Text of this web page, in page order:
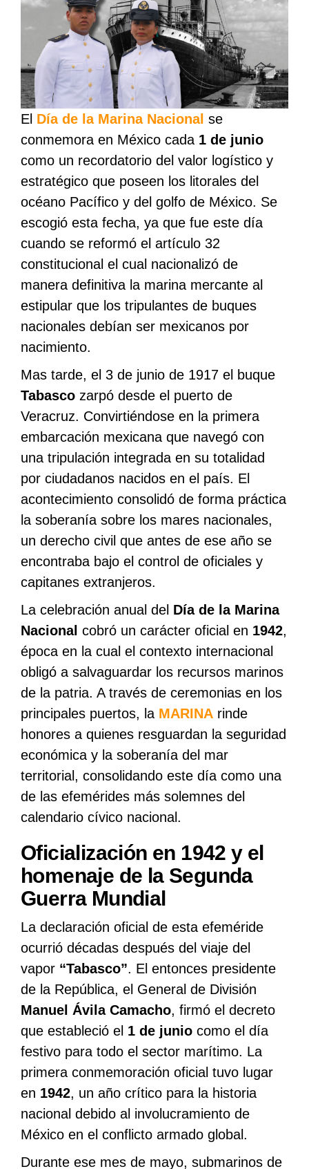
El Día de la Marina Nacional se
conmemora en México cada 1 de junio
como un recordatorio del valor logístico y
estratégico que poseen los litorales del
océano Pacífico y del golfo de México. Se
escogió esta fecha, ya que fue este día
cuando se reformó el artículo 32
constitucional el cual nacionalizó de
manera definitiva la marina mercante al
estipular que los tripulantes de buques
nacionales debían ser mexicanos por
nacimiento.
Mas tarde, el 3 de junio de 1917 el buque
Tabasco zarpó desde el puerto de
Veracruz. Convirtiéndose en la primera
embarcación mexicana que navegó con
una tripulación integrada en su totalidad
por ciudadanos nacidos en el país. El
acontecimiento consolidó de forma práctica
la soberanía sobre los mares nacionales,
un derecho civil que antes de ese año se
encontraba bajo el control de oficiales y
capitanes extranjeros.
La celebración anual del Día de la Marina
Nacional cobró un carácter oficial en 1942,
época en la cual el contexto internacional
obligó a salvaguardar los recursos marinos
de la patria. A través de ceremonias en los
principales puertos, la MARINA rinde
honores a quienes resguardan la seguridad
económica y la soberanía del mar
territorial, consolidando este día como una
de las efemérides más solemnes del
calendario cívico nacional.
Oficialización en 1942 y el
homenaje de la Segunda
Guerra Mundial
La declaración oficial de esta efeméride
ocurrió décadas después del viaje del
vapor “Tabasco”. El entonces presidente
de la República, el General de División
Manuel Ávila Camacho, firmó el decreto
que estableció el 1 de junio como el día
festivo para todo el sector marítimo. La
primera conmemoración oficial tuvo lugar
en 1942, un año crítico para la historia
nacional debido al involucramiento de
México en el conflicto armado global.
Durante ese mes de mayo, submarinos de